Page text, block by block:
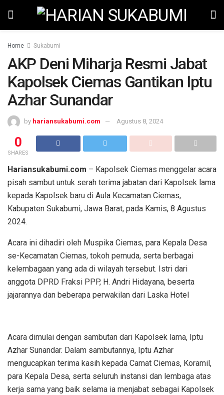
Home Sukabumi
AKP Deni Miharja Resmi Jabat
Kapolsek Ciemas Gantikan Iptu
Azhar Sunandar
by hariansukabumi.com Agustus 8, 2024
0
SHARES
Hariansukabumi.com – Kapolsek Ciemas menggelar acara
pisah sambut untuk serah terima jabatan dari Kapolsek lama
kepada Kapolsek baru di Aula Kecamatan Ciemas,
Kabupaten Sukabumi, Jawa Barat, pada Kamis, 8 Agustus
2024.
Acara ini dihadiri oleh Muspika Ciemas, para Kepala Desa
se-Kecamatan Ciemas, tokoh pemuda, serta berbagai
kelembagaan yang ada di wilayah tersebut. Istri dari
anggota DPRD Fraksi PPP, H. Andri Hidayana, beserta
jajarannya dan beberapa perwakilan dari Laska Hotel
Acara dimulai dengan sambutan dari Kapolsek lama, Iptu
Azhar Sunandar. Dalam sambutannya, Iptu Azhar
mengucapkan terima kasih kepada Camat Ciemas, Koramil,
para Kepala Desa, serta seluruh instansi dan lembaga atas
kerja sama yang baik selama ia menjabat sebagai Kapolsek